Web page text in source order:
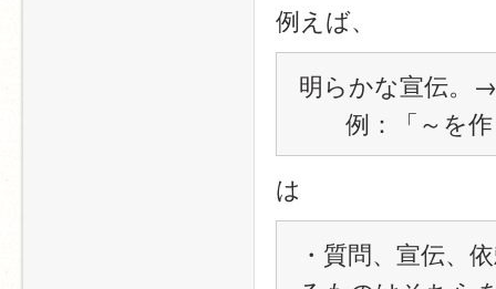
例えば、
明らかな宣伝。
例：
は
・質問、宣伝、